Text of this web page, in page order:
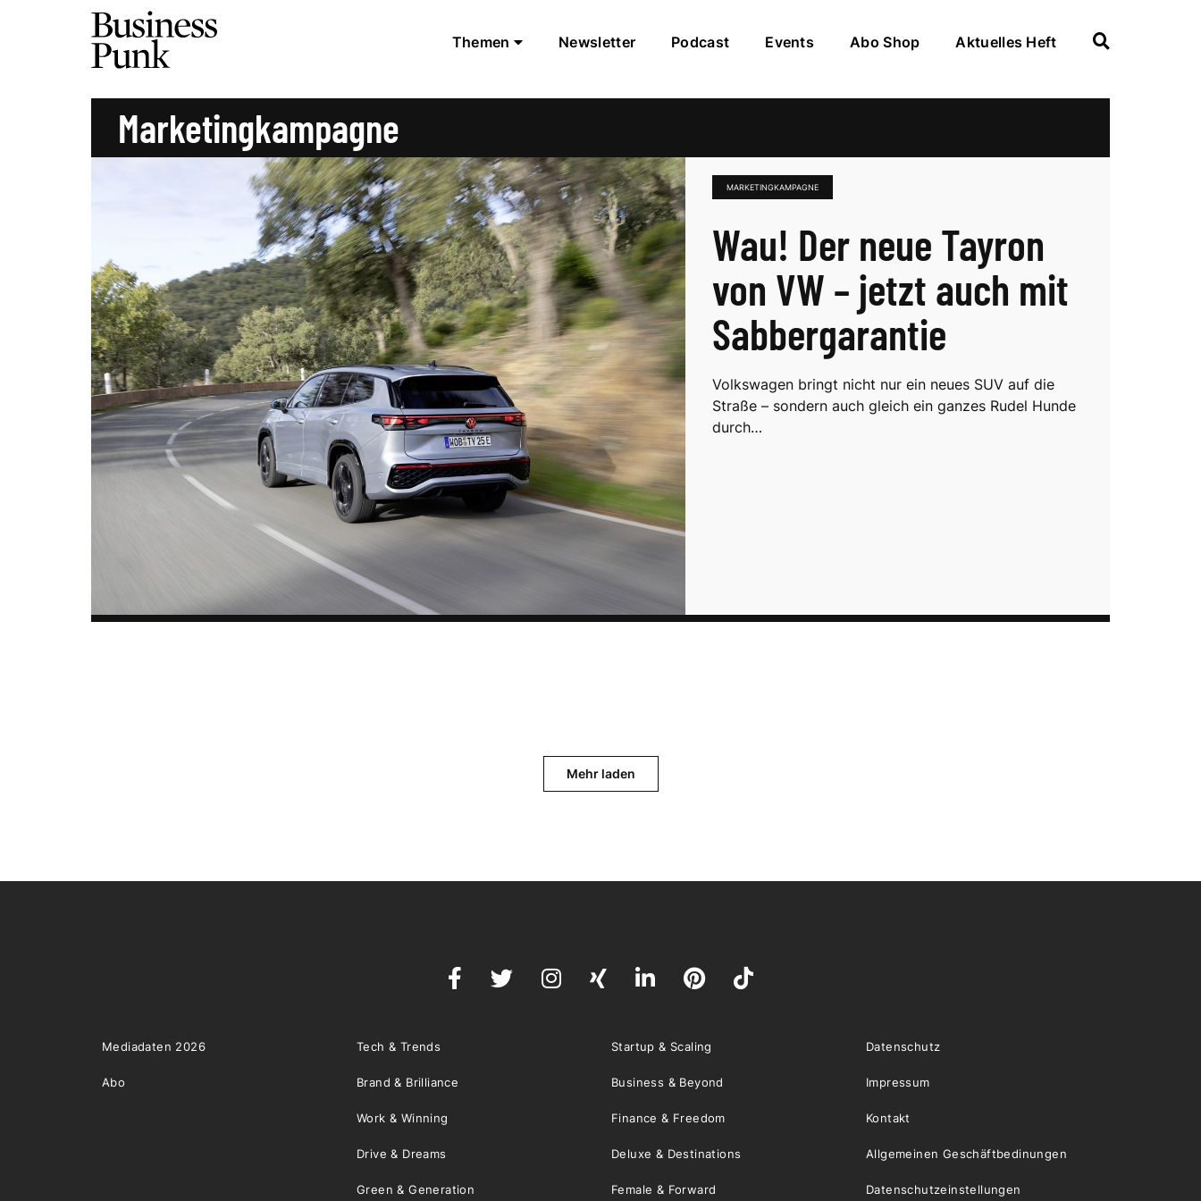
Themen Newsletter Podcast Events Abo Shop Aktuelles Heft
Marketingkampagne
MARKETINGKAMPAGNE
Wau! Der neue Tayron
von VW – jetzt auch mit
Sabbergarantie
Volkswagen bringt nicht nur ein neues SUV auf die
Straße – sondern auch gleich ein ganzes Rudel Hunde
durch…
Mehr laden
Mediadaten 2026
Abo
Tech & Trends Startup & Scaling
Brand & Brilliance Business & Beyond
Work & Winning Finance & Freedom
Drive & Dreams Deluxe & Destinations
Green & Generation Female & Forward
Datenschutz
Impressum
Kontakt
Allgemeinen Geschäftbedinungen
Datenschutzeinstellungen